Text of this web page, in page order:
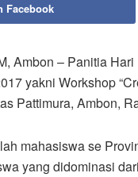
Facebook
Ambon – Panitia
yakni Workshop
Pattimura, Ambon,
mahasiswa se
yang didominasi